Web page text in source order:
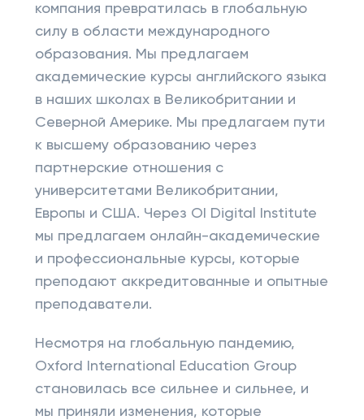
компания превратилась в глобальную
силу в области международного
образования. Мы предлагаем
академические курсы английского языка
в наших школах в Великобритании и
Северной Америке. Мы предлагаем пути
к высшему образованию через
партнерские отношения с
университетами Великобритании,
Европы и США. Через OI Digital Institute
мы предлагаем онлайн-академические
и профессиональные курсы, которые
преподают аккредитованные и опытные
преподаватели.
Несмотря на глобальную пандемию,
Oxford International Education Group
становилась все сильнее и сильнее, и
мы приняли изменения, которые